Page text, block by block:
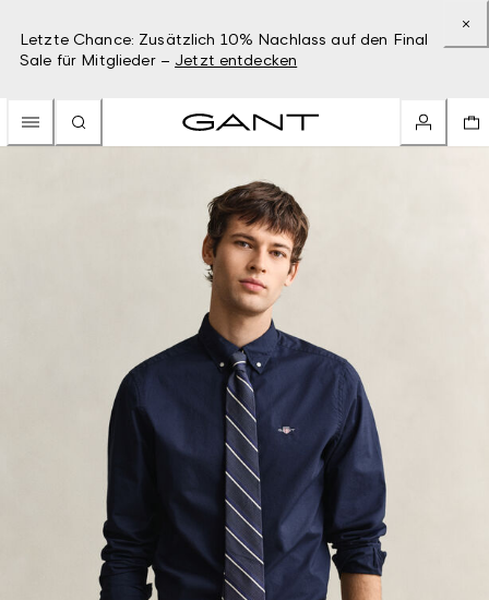
Letzte Chance: Zusätzlich 10% Nachlass auf den Final
Sale für Mitglieder – Jetzt entdecken